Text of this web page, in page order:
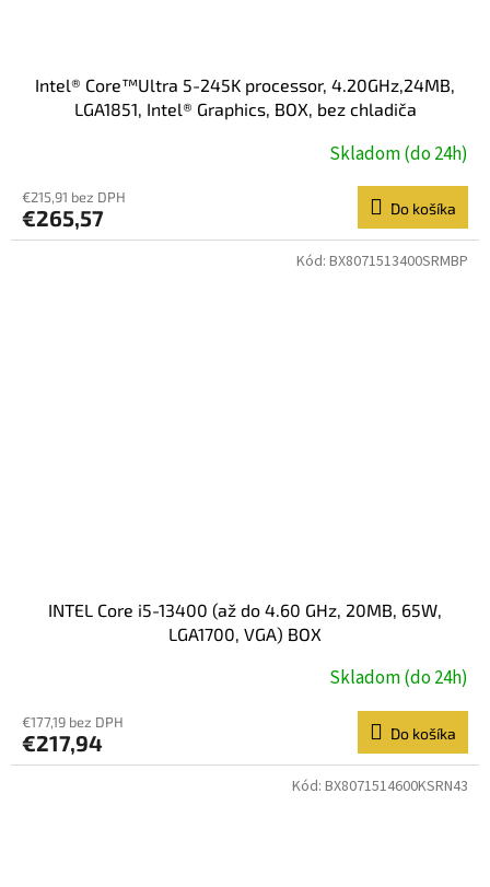
Intel® Core™Ultra 5-245K processor, 4.20GHz,24MB,
LGA1851, Intel® Graphics, BOX, bez chladiča
Skladom (do 24h)
€215,91 bez DPH
€265,57 Do košíka
INTEL Core i5-13400 (až do 4.60 GHz, 20MB, 65W,
LGA1700, VGA) BOX
Skladom (do 24h)
€177,19 bez DPH
€217,94 Do košíka
Kód: BX8071513400SRMBP
Kód: BX8071514600KSRN43